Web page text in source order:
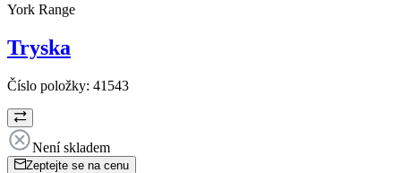
York Range
Tryska
Číslo položky: 41543
Není skladem
Zeptejte se na cenu